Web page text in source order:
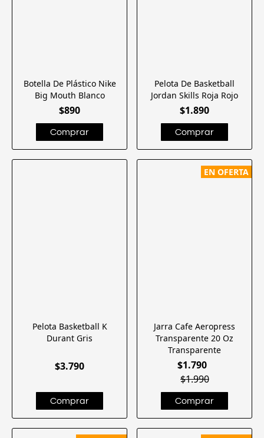
Botella De Plástico Nike
Big Mouth Blanco
$890
Pelota De Basketball
Jordan Skills Roja Rojo
$1.890
Pelota Basketball K
Durant Gris
$3.790
EN OFERTA
Jarra Cafe Aeropress
Transparente 20 Oz
Transparente
$1.790
$1.990